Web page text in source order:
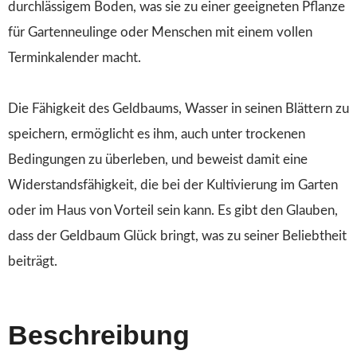
durchlässigem Boden, was sie zu einer geeigneten Pflanze
für Gartenneulinge oder Menschen mit einem vollen
Terminkalender macht.
Die Fähigkeit des Geldbaums, Wasser in seinen Blättern zu
speichern, ermöglicht es ihm, auch unter trockenen
Bedingungen zu überleben, und beweist damit eine
Widerstandsfähigkeit, die bei der Kultivierung im Garten
oder im Haus von Vorteil sein kann. Es gibt den Glauben,
dass der Geldbaum Glück bringt, was zu seiner Beliebtheit
beiträgt.
Beschreibung